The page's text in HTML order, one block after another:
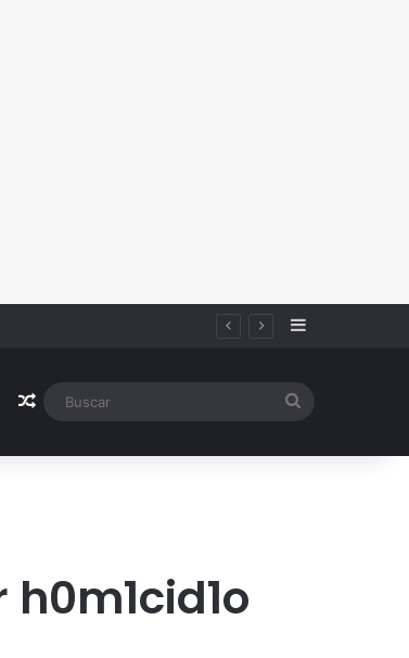
Sidebar
Random Article